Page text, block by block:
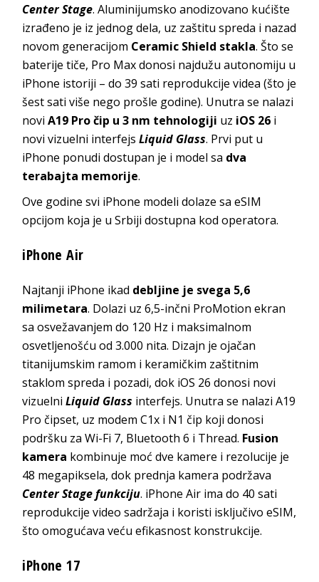
Center Stage. Aluminijumsko anodizovano kućište
izrađeno je iz jednog dela, uz zaštitu spreda i nazad
novom generacijom Ceramic Shield stakla. Što se
baterije tiče, Pro Max donosi najdužu autonomiju u
iPhone istoriji – do 39 sati reprodukcije videa (što je
šest sati više nego prošle godine). Unutra se nalazi
noviA19 Pro čip u 3 nm tehnologiji uz iOS 26 i
novi vizuelni interfejsLiquid Glass. Prvi put u
iPhone ponudi dostupan je i model sa dva
terabajta memorije.
Ove godine svi iPhone modeli dolaze sa eSIM
opcijom koja je u Srbiji dostupna kod operatora.
iPhone Air
Najtanji iPhone ikad debljine je svega 5,6
milimetara. Dolazi uz 6,5-inčni ProMotion ekran
sa osvežavanjem do 120 Hz i maksimalnom
osvetljenošću od 3.000 nita. Dizajn je ojačan
titanijumskim ramom i keramičkim zaštitnim
staklom spreda i pozadi, dok iOS 26 donosi novi
vizuelniLiquid Glass interfejs. Unutra se nalazi A19
Pro čipset, uz modem C1x i N1 čip koji donosi
podršku za Wi-Fi 7, Bluetooth 6 i Thread. Fusion
kamera kombinuje moć dve kamere i rezolucije je
48 megapiksela, dok prednja kamera podržava
Center Stage funkciju. iPhone Air ima do 40 sati
reprodukcije video sadržaja i koristi isključivo eSIM,
što omogućava veću efikasnost konstrukcije.
iPhone 17